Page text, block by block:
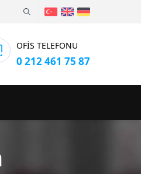
OFİS TELEFONU
0 212 461 75 87